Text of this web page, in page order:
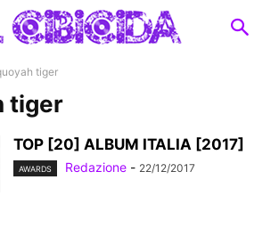
tiger
tiger
TOP [20] ALBUM ITALIA [2017]
AWARDS Redazione - 22/12/2017